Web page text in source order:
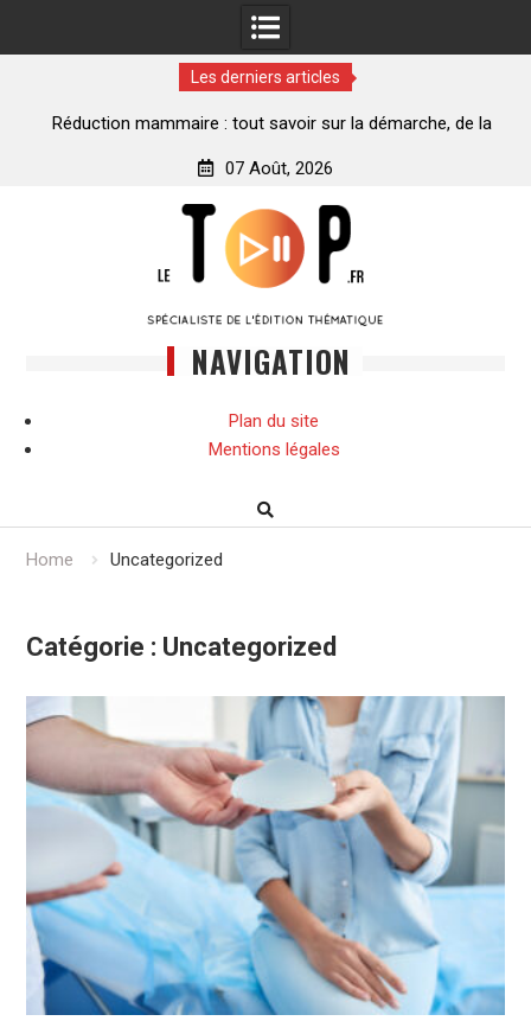
Les derniers articles
Réduction mammaire : tout savoir sur la démarche, de la
07 Août, 2026
NAVIGATION
Plan du site
Mentions légales
Home Uncategorized
Catégorie : Uncategorized